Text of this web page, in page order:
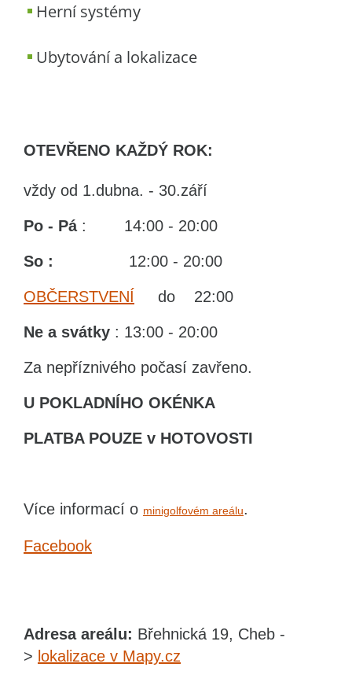
Herní systémy
Ubytování a lokalizace
OTEVŘENO KAŽDÝ ROK:
vždy od 1.dubna. - 30.září
Po - Pá : 14:00 - 20:00
So : 12:00 - 20:00
OBČERSTVENÍ do 22:00
Ne a svátky : 13:00 - 20:00
Za nepříznivého počasí zavřeno.
U POKLADNÍHO OKÉNKA
PLATBA POUZE v HOTOVOSTI
Více informací o minigolfovém areálu.
Facebook
Adresa areálu: Břehnická 19, Cheb -
> lokalizace v Mapy.cz